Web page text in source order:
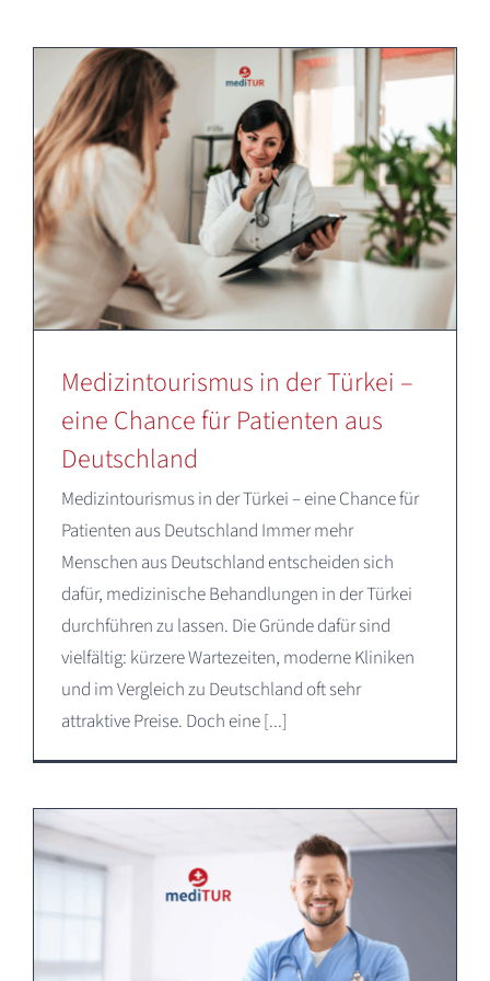
Medizintourismus in der Türkei –
eine Chance für Patienten aus
Deutschland
Medizintourismus in der Türkei – eine Chance für
Patienten aus Deutschland Immer mehr
Menschen aus Deutschland entscheiden sich
dafür, medizinische Behandlungen in der Türkei
durchführen zu lassen. Die Gründe dafür sind
vielfältig: kürzere Wartezeiten, moderne Kliniken
und im Vergleich zu Deutschland oft sehr
attraktive Preise. Doch eine [...]